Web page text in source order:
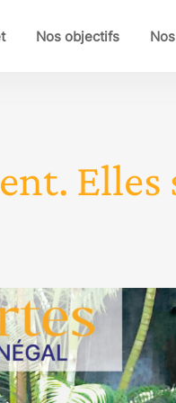
Nos objectifs